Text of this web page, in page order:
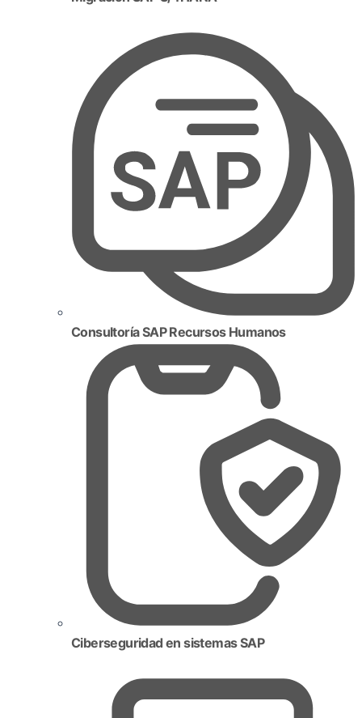
Consultoría SAP Recursos Humanos
Ciberseguridad en sistemas SAP